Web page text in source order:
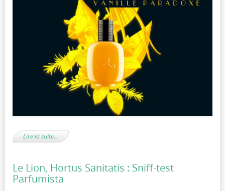
Lire la suite…
Le Lion, Hortus Sanitatis : Sniff-test
Parfumista